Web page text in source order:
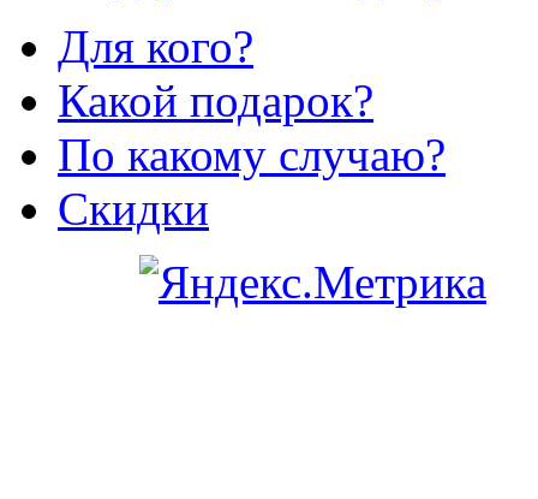
Для кого?
Какой подарок?
По какому случаю?
Скидки